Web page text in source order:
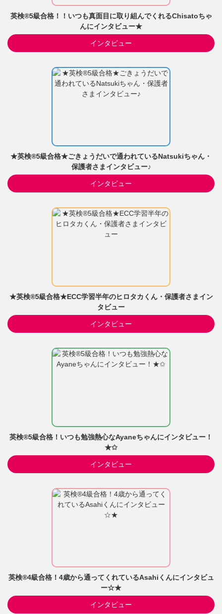
英検®5級合格！！いつも真面目に取り組んでくれるChisatoちゃ
んにインタビュー★
インタビュー
★英検®5級合格★ごきょうだいで通われているNatsukiちゃん・
保護者さまインタビュー♪
インタビュー
★英検®5級合格★ECC学習半年のヒロタカくん・保護者さまイン
タビュー
インタビュー
英検®5級合格！いつも勉強熱心なAyaneちゃんにインタビュー！
★✩
インタビュー
英検®4級合格！4歳から通ってくれているAsahiくんにインタビュ
ー☆★
インタビュー